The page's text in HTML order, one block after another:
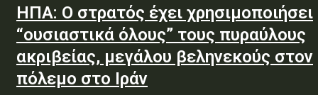
ΗΠΑ: Ο στρατός έχει χρησιμοποιήσει
“ουσιαστικά όλους” τους πυραύλους
ακριβείας, μεγάλου βεληνεκούς στον
πόλεμο στο Ιράν